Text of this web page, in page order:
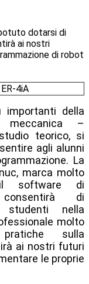
dotarsi di
ai nostri
di robot
della
–
teorico, si
agli alunni
La
marca molto
software di
consentirà di
studenti nella
molto
sulla
ai nostri futuri
le proprie